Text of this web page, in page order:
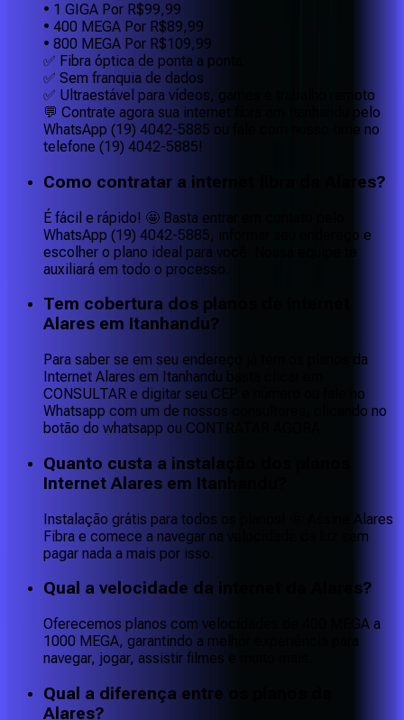
• 1 GIGA Por R$99,99
• 400 MEGA Por R$89,99
• 800 MEGA Por R$109,99
✅ Fibra óptica de ponta a ponta
✅ Sem franquia de dados
✅ Ultraestável para vídeos, games e trabalho remoto
💬 Contrate agora sua internet fibra em Itanhandu pelo
WhatsApp (19) 4042-5885 ou fale com nosso time no
telefone (19) 4042-5885!
Como contratar a internet fibra da Alares?
É fácil e rápido! 🤩 Basta entrar em contato pelo
WhatsApp (19) 4042-5885, informar seu endereço e
escolher o plano ideal para você. Nossa equipe te
auxiliará em todo o processo.
Tem cobertura dos planos de internet
Alares em Itanhandu?
Para saber se em seu endereço já tem os planos da
Internet Alares em Itanhandu basta clicar em
CONSULTAR e digitar seu CEP e número ou fale no
Whatsapp com um de nossos consultores, clicando no
botão do whatsapp ou CONTRATAR AGORA.
Quanto custa a instalação dos planos
Internet Alares em Itanhandu?
Instalação grátis para todos os planos! 🤩 Assine Alares
Fibra e comece a navegar na velocidade da luz sem
pagar nada a mais por isso.
Qual a velocidade da internet da Alares?
Oferecemos planos com velocidades de 400 MEGA a
1000 MEGA, garantindo a melhor experiência para
navegar, jogar, assistir filmes e muito mais.
Qual a diferença entre os planos da
Alares?